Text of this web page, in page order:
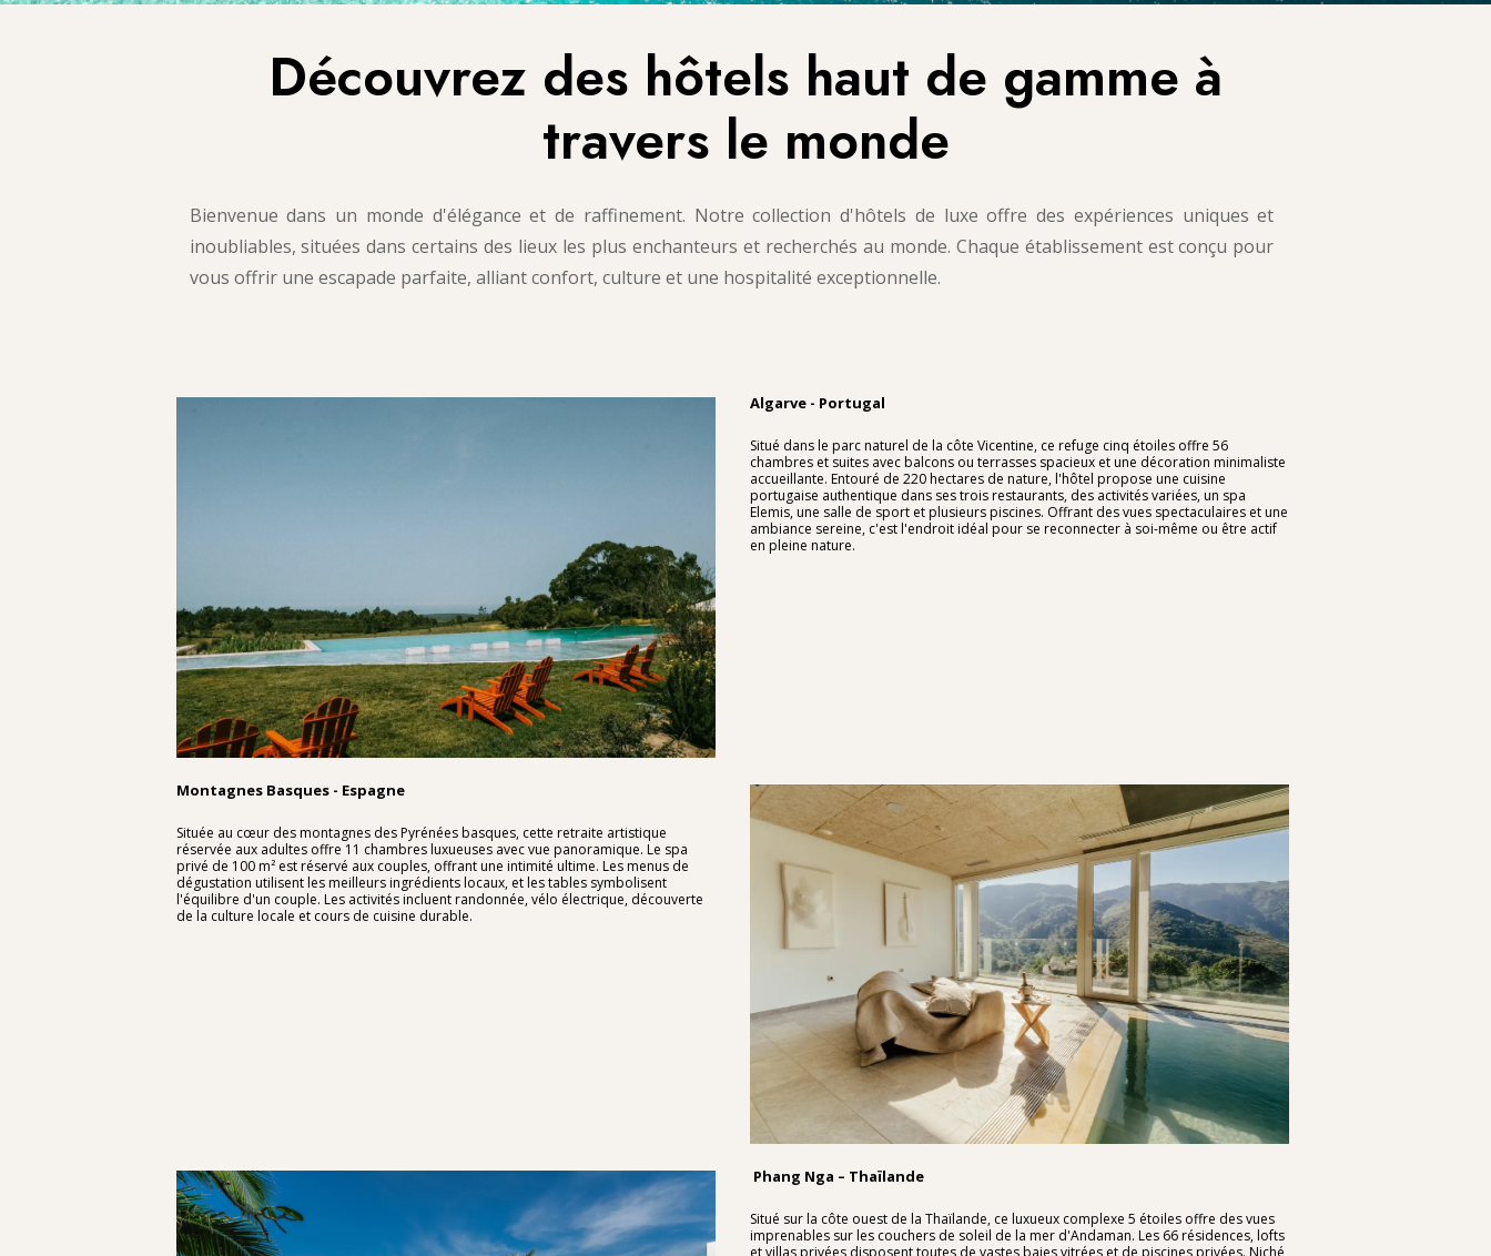
Découvrez des hôtels haut de gamme à
travers le monde
Bienvenue dans un monde d'élégance et de raffinement. Notre collection d'hôtels de luxe offre des expériences uniques et
inoubliables, situées dans certains des lieux les plus enchanteurs et recherchés au monde. Chaque établissement est conçu pour
vous offrir une escapade parfaite, alliant confort, culture et une hospitalité exceptionnelle.
Algarve - Portugal
Situé dans le parc naturel de la côte Vicentine, ce refuge cinq étoiles offre 56
chambres et suites avec balcons ou terrasses spacieux et une décoration minimaliste
accueillante. Entouré de 220 hectares de nature, l'hôtel propose une cuisine
portugaise authentique dans ses trois restaurants, des activités variées, un spa
Elemis, une salle de sport et plusieurs piscines. Offrant des vues spectaculaires et une
ambiance sereine, c'est l'endroit idéal pour se reconnecter à soi-même ou être actif
en pleine nature.
Montagnes Basques - Espagne
Située au cœur des montagnes des Pyrénées basques, cette retraite artistique
réservée aux adultes offre 11 chambres luxueuses avec vue panoramique. Le spa
privé de 100 m² est réservé aux couples, offrant une intimité ultime. Les menus de
dégustation utilisent les meilleurs ingrédients locaux, et les tables symbolisent
l'équilibre d'un couple. Les activités incluent randonnée, vélo électrique, découverte
de la culture locale et cours de cuisine durable.
Phang Nga – Thaïlande
Situé sur la côte ouest de la Thaïlande, ce luxueux complexe 5 étoiles offre des vues
imprenables sur les couchers de soleil de la mer d'Andaman. Les 66 résidences, lofts
et villas privées disposent toutes de vastes baies vitrées et de piscines privées. Niché